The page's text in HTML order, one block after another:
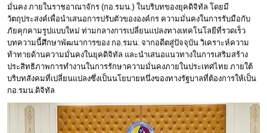
มั่นคง ภายในราชอาณาจักร (กอ.รมน.) ในบริบทของยุคดิจิทัล โดยมี
วัตถุประสงค์เพื่อนำเสนอการปรับตัวขององค์กร ความมั่นคงในการรับมือกับ
ภัยคุกคามรูปแบบใหม่ ท่ามกลางการเปลี่ยนแปลงทางเทคโนโลยีที่รวดเร็ว
บทความนี้ศึกษาพัฒนาการของ กอ.รมน. จากอดีตสู่ปัจจุบัน วิเคราะห์ความ
ท้าทายด้านความมั่นคงในยุคดิจิทัล และนำเสนอแนวทางในการเสริมสร้าง
ประสิทธิภาพการทำงานในการรักษาความมั่นคงภายในประเทศไทย ภายใต้
บริบทสังคมที่เปลี่ยนแปลงซึ่งเป็นนโยบายหนึ่งของทางรัฐบาลที่ต้องการให้เป็น
กอ.รมน.ดิจิทัล